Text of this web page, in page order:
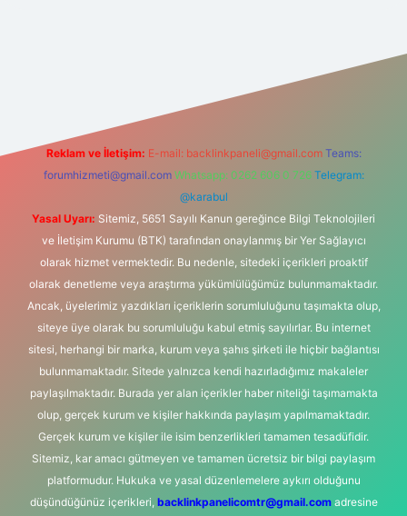
Reklam ve İletişim: E-mail: backlinkpaneli@gmail.com Teams:
forumhizmeti@gmail.com Whatsapp: 0262 606 0 726 Telegram:
@karabul
Yasal Uyarı: Sitemiz, 5651 Sayılı Kanun gereğince Bilgi Teknolojileri
ve İletişim Kurumu (BTK) tarafından onaylanmış bir Yer Sağlayıcı
olarak hizmet vermektedir. Bu nedenle, sitedeki içerikleri proaktif
olarak denetleme veya araştırma yükümlülüğümüz bulunmamaktadır.
Ancak, üyelerimiz yazdıkları içeriklerin sorumluluğunu taşımakta olup,
siteye üye olarak bu sorumluluğu kabul etmiş sayılırlar. Bu internet
sitesi, herhangi bir marka, kurum veya şahıs şirketi ile hiçbir bağlantısı
bulunmamaktadır. Sitede yalnızca kendi hazırladığımız makaleler
paylaşılmaktadır. Burada yer alan içerikler haber niteliği taşımamakta
olup, gerçek kurum ve kişiler hakkında paylaşım yapılmamaktadır.
Gerçek kurum ve kişiler ile isim benzerlikleri tamamen tesadüfidir.
Sitemiz, kar amacı gütmeyen ve tamamen ücretsiz bir bilgi paylaşım
platformudur. Hukuka ve yasal düzenlemelere aykırı olduğunu
düşündüğünüz içerikleri, backlinkpanelicomtr@gmail.comadresine